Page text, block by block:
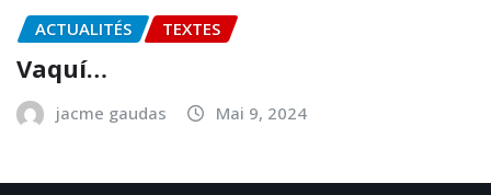
ACTUALITÉS TEXTES
Vaquí…
jacme gaudas Mai 9, 2024